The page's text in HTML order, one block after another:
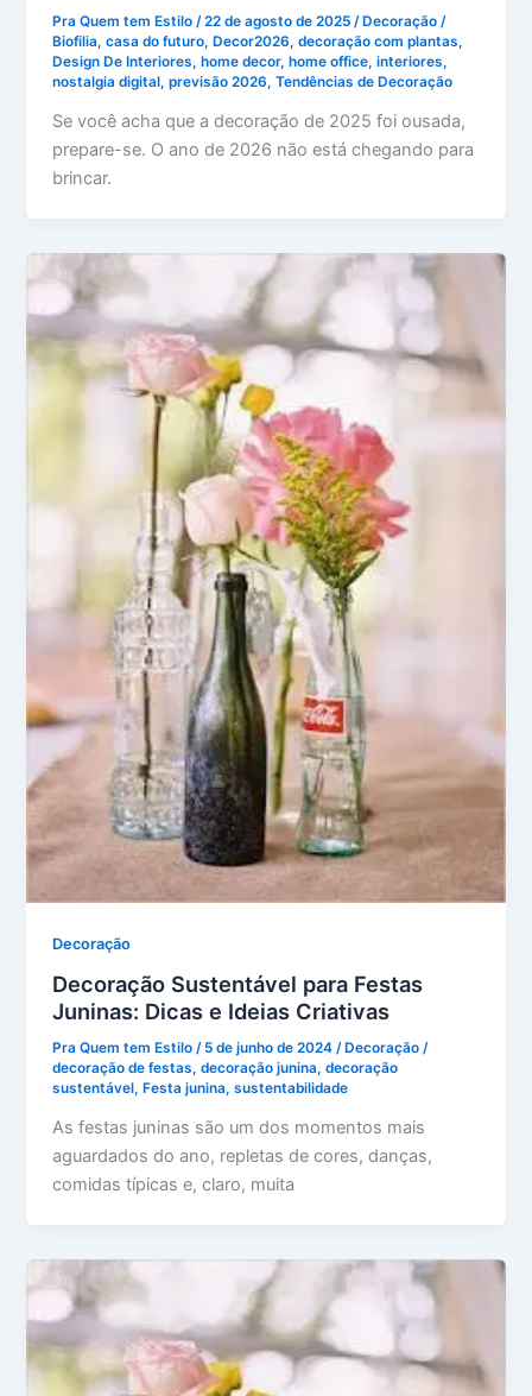
Pra Quem tem Estilo/22 de agosto de 2025/ Decoração /
Biofilia,casa do futuro, Decor2026,decoração com plantas,
Design De Interiores, home decor, home office,interiores,
nostalgia digital,previsão 2026,Tendências de Decoração
Se você acha que a decoração de 2025 foi ousada,
prepare-se. O ano de 2026 não está chegando para
brincar.
Decoração
Decoração Sustentável para Festas
Juninas: Dicas e Ideias Criativas
Pra Quem tem Estilo/ 5 de junho de 2024/ Decoração /
decoração de festas,decoração junina,decoração
sustentável, Festa junina,sustentabilidade
As festas juninas são um dos momentos mais
aguardados do ano, repletas de cores, danças,
comidas típicas e, claro, muita